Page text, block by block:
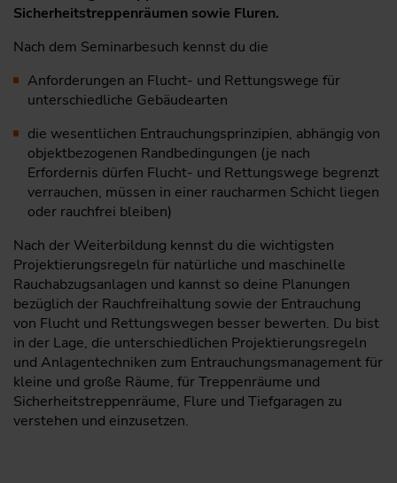
Sicherheitstreppenräumen sowie Fluren.
Nach dem Seminarbesuch kennst du die
Anforderungen an Flucht- und Rettungswege für
unterschiedliche Gebäudearten
die wesentlichen Entrauchungsprinzipien, abhängig von
objektbezogenen Randbedingungen (je nach
Erfordernis dürfen Flucht- und Rettungswege begrenzt
verrauchen, müssen in einer raucharmen Schicht liegen
oder rauchfrei bleiben)
Nach der Weiterbildung kennst du die wichtigsten
Projektierungsregeln für natürliche und maschinelle
Rauchabzugsanlagen und kannst so deine Planungen
bezüglich der Rauchfreihaltung sowie der Entrauchung
von Flucht und Rettungswegen besser bewerten. Du bist
in der Lage, die unterschiedlichen Projektierungsregeln
und Anlagentechniken zum Entrauchungsmanagement für
kleine und große Räume, für Treppenräume und
Sicherheitstreppen­räume, Flure und Tiefgaragen zu
verstehen und einzusetzen.